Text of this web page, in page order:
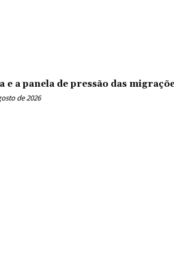
e a panela de pressão das
de 2026